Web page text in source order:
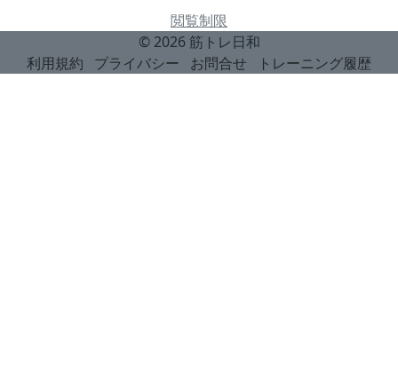
閲覧制限
© 2026 筋トレ日和
利用規約
プライバシー お問合せ トレーニング履歴